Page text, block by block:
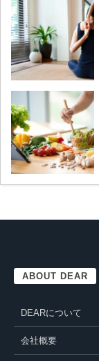
ABOUT DEAR
DEARについて
会社概要